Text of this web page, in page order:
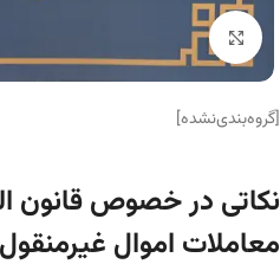
برای بزرگنمایی کلیک کنید
[گروه‌بندی‌نشده]
نکاتی در خصوص قانون
معاملات اموال غیرمنقول